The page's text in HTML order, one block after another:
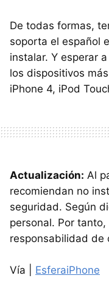
De todas formas,
soporta el español
instalar. Y esperar
los dispositivos
iPhone 4, iPod
Actualización: Al
recomiendan no
seguridad. Según
personal. Por
responsabilidad de
Vía | EsferaiPhone